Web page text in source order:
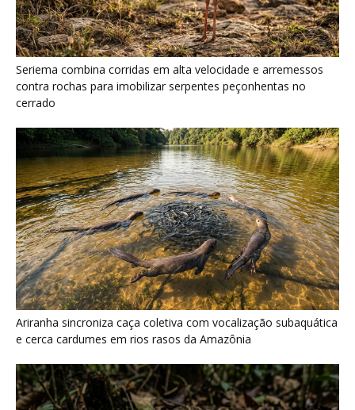
Ariranha sincroniza caça coletiva com vocalização subaquática
e cerca cardumes em rios rasos da Amazônia
Surucucu detecta calor pela fosseta loreal e prepara ataque de
emboscada no escuro da floresta